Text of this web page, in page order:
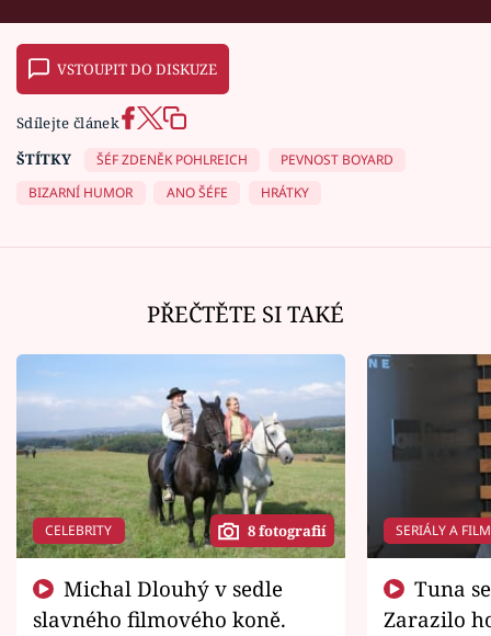
VSTOUPIT DO DISKUZE
Sdílejte článek
ŠTÍTKY
ŠÉF ZDENĚK POHLREICH
PEVNOST BOYARD
BIZARNÍ HUMOR
ANO ŠÉFE HRÁTKY
PŘEČTĚTE SI TAKÉ
CELEBRITY 8 fotografií
slavného filmového koně.
SERIÁLY A
Zarazilo